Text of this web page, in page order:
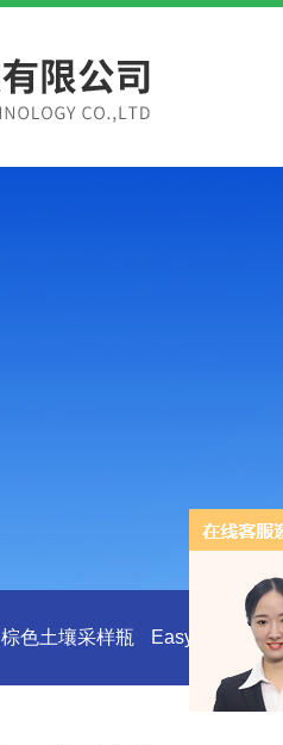
棕色土壤采样瓶 EasyDraw